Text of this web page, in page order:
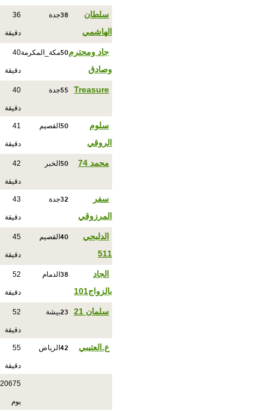
سلطان
الهاشمي
38جدة 36
دقيقة
جاد ومحترم
وصادق
50مكة_المكرمة40
دقيقة
Treasure
55جدة 40
دقيقة
سلوم
الروقي
50 القصيم 41
دقيقة
محمد 74 50 الخبر 42
دقيقة
سفر
المرزوقي
32جدة 43
دقيقة
الدلبحي
511
40 القصيم 45
دقيقة
الجاد
بالزواج101
38 الدمام 52
دقيقة
سلمان 21 23بيشة 52
دقيقة
ع.العتيبي 42 الرياض 55
دقيقة
20675
يوم